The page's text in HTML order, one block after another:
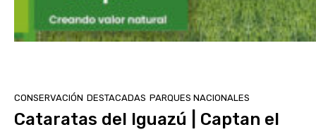
CONSERVACIÓN DESTACADAS PARQUES NACIONALES
Cataratas del Iguazú | Captan el